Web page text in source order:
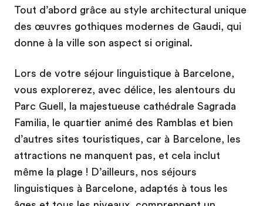
Tout d’abord grâce au style architectural unique
des œuvres gothiques modernes de Gaudi, qui
donne à la ville son aspect si original.
Lors de votre séjour linguistique à Barcelone,
vous explorerez, avec délice, les alentours du
Parc Guell, la majestueuse cathédrale Sagrada
Familia, le quartier animé des Ramblas et bien
d’autres sites touristiques, car à Barcelone, les
attractions ne manquent pas, et cela inclut
même la plage ! D’ailleurs, nos séjours
linguistiques à Barcelone, adaptés à tous les